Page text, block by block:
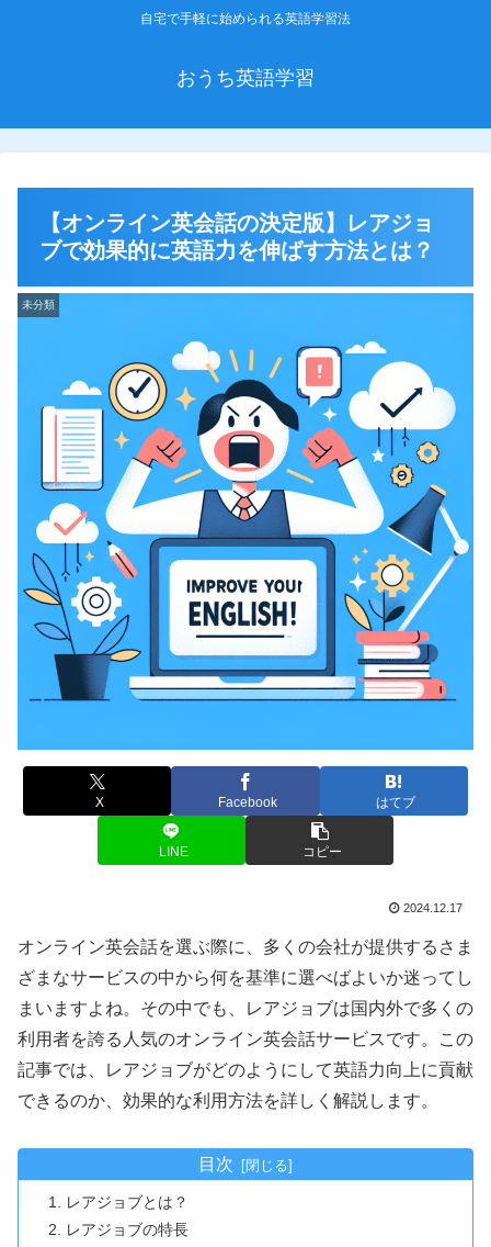
自宅で手軽に始められる英語学習法
おうち英語学習
【オンライン英会話の決定版】レアジョ
ブで効果的に英語力を伸ばす方法とは？
未分類
X Facebook はてブ
LINE コピー
2024.12.17
オンライン英会話を選ぶ際に、多くの会社が提供するさま
ざまなサービスの中から何を基準に選べばよいか迷ってし
まいますよね。その中でも、レアジョブは国内外で多くの
利用者を誇る人気のオンライン英会話サービスです。この
記事では、レアジョブがどのようにして英語力向上に貢献
できるのか、効果的な利用方法を詳しく解説します。
目次
レアジョブとは？
レアジョブの特長